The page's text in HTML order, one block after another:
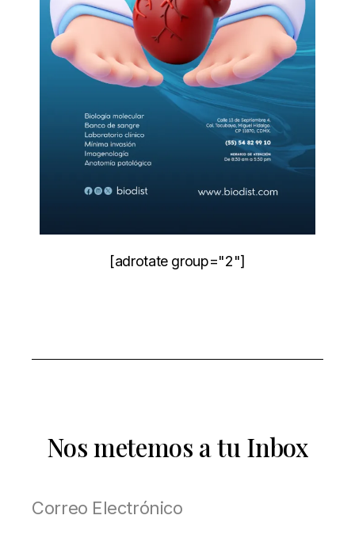
[adrotate group="2"]
Nos metemos a tu Inbox